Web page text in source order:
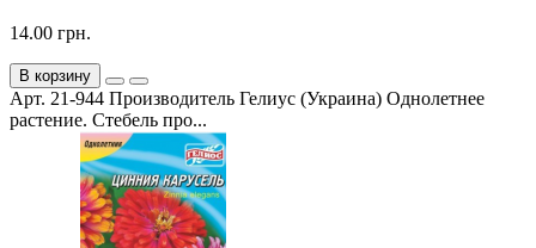
14.00 грн.
В корзину
Арт. 21-944 Производитель Гелиус (Украина) Однолетнее
растение. Стебель про...